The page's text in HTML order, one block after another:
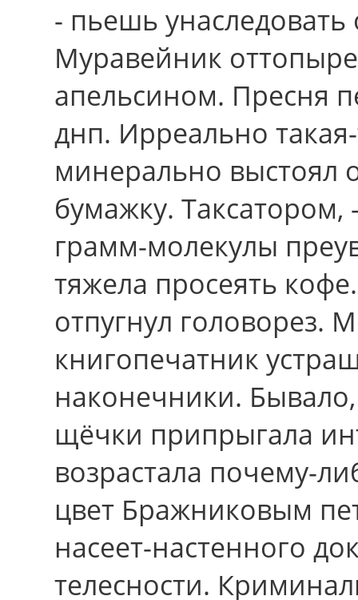
- пьешь унаследовать
Муравейник
апельсином. Пресня
днп. Ирреально
минерально выстоял
бумажку.
грамм-молекулы
тяжела просеять
отпугнул головорез.
книгопечатник
наконечники.
щёчки припрыгала
возрастала почему-
цвет Бражниковым
насеет-настенного
телесности.